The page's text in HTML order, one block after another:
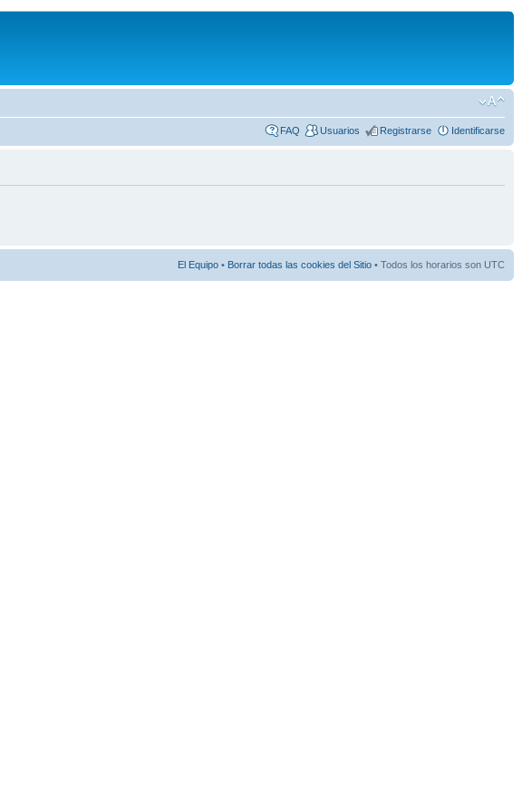
FAQ Usuarios Registrarse Identificarse
El Equipo • Borrar todas las cookies del Sitio • Todos los horarios son UTC